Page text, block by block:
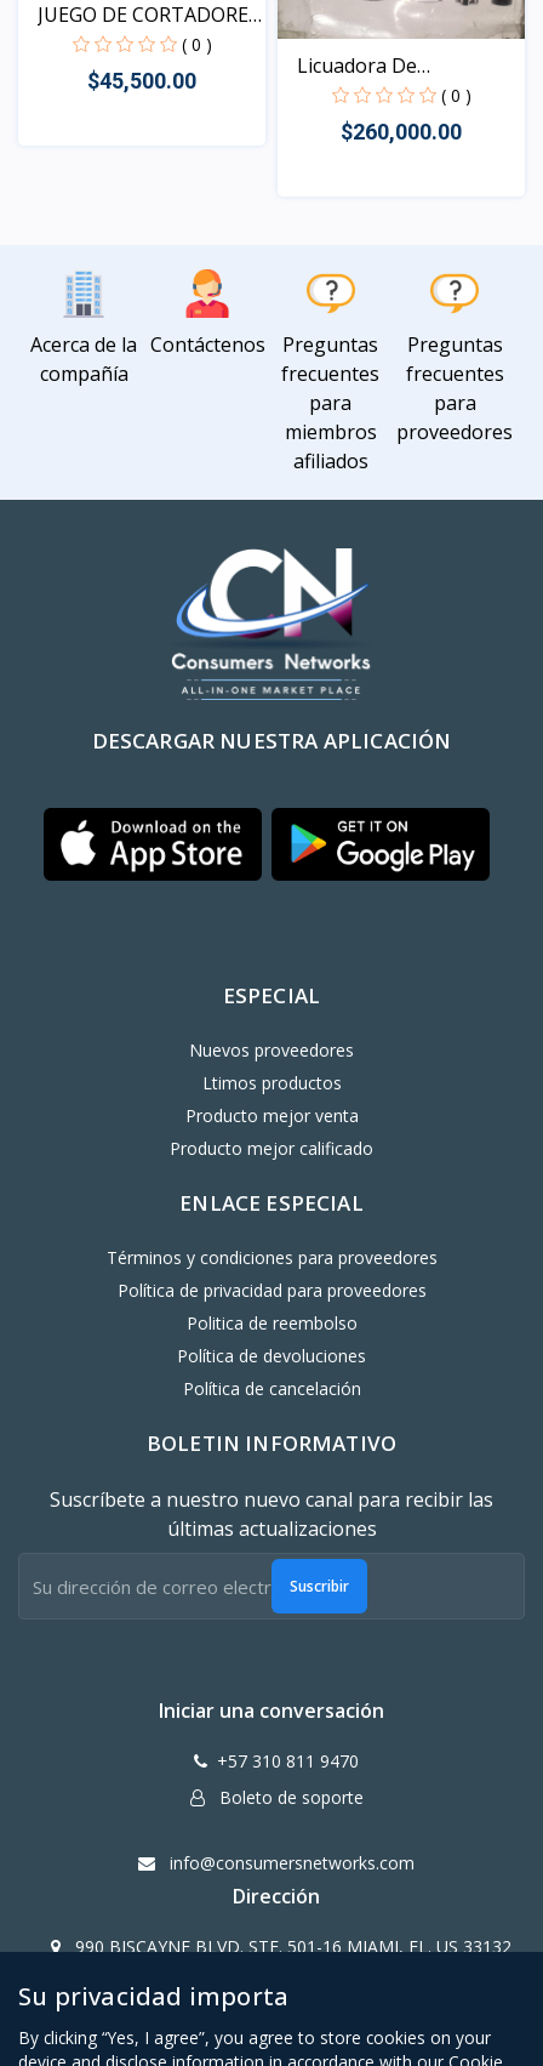
JUEGO DE CORTADORES
DE...
( 0 )
$45,500.00
Licuadora De
Inmersión...
( 0 )
$260,000.00
Acerca de la
compañía
Contáctenos
Preguntas
frecuentes
para
miembros
afiliados
Preguntas
frecuentes
para
proveedores
DESCARGAR NUESTRA APLICACIÓN
ESPECIAL
Nuevos proveedores
Ltimos productos
Producto mejor venta
Producto mejor calificado
ENLACE ESPECIAL
Términos y condiciones para proveedores
Política de privacidad para proveedores
Politica de reembolso
Política de devoluciones
Política de cancelación
BOLETIN INFORMATIVO
Suscríbete a nuestro nuevo canal para recibir las
últimas actualizaciones
Suscribir
Iniciar una conversación
+57 310 811 9470
Boleto de soporte
info@consumersnetworks.com
Dirección
990 BISCAYNE BLVD. STE. 501-16 MIAMI, FL. US 33132
Copy Right CONSUMERS NETWORK@2024
Su privacidad importa
By clicking “Yes, I agree”, you agree to store cookies on your